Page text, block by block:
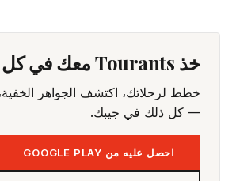
خذ Tourants معك في كل مكان
خطط لرحلاتك، اكتشف الجواهر
— كل ذلك في جيبك.
احصل عليه من GOOGLE PLAY